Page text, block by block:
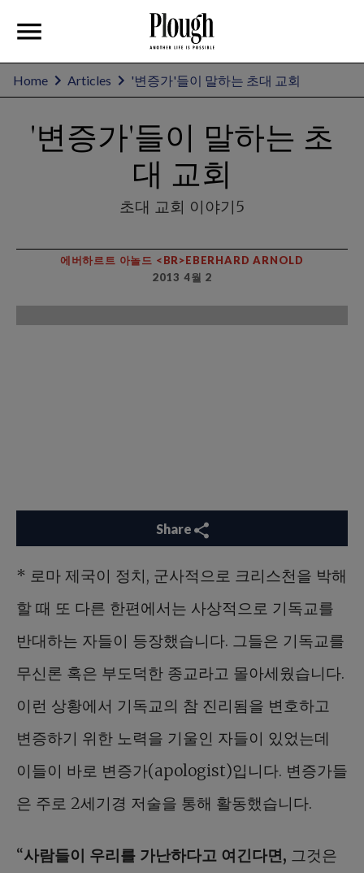
Home Articles '변증가'들이 말하는 초대 교회
'변증가'들이 말하는 초
대 교회
초대 교회 이야기5
에버하르트 아놀드 <BR>EBERHARD ARNOLD
2013 4월 2
Share
* 로마 제국이 정치, 군사적으로 크리스천을 박해
할 때 또 다른 한편에서는 사상적으로 기독교를
반대하는 자들이 등장했습니다. 그들은 기독교를
무신론 혹은 부도덕한 종교라고 몰아세웠습니다.
이런 상황에서 기독교의 참 진리됨을 변호하고
변증하기 위한 노력을 기울인 자들이 있었는데
이들이 바로 변증가(apologist)입니다. 변증가들
은 주로 2세기경 저술을 통해 활동했습니다.
“사람들이 우리를 가난하다고 여긴다면, 그것은